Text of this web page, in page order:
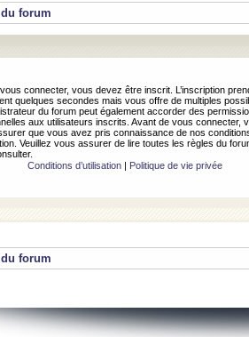
du forum
connecter, vous devez être inscrit. L’inscription
quelques secondes mais vous offre de multiples
du forum peut également accorder des
aux utilisateurs inscrits. Avant de vous connecter,
que vous avez pris connaissance de nos
Veuillez vous assurer de lire toutes les règles du
Conditions d’utilisation| Politique de vie privée
du forum